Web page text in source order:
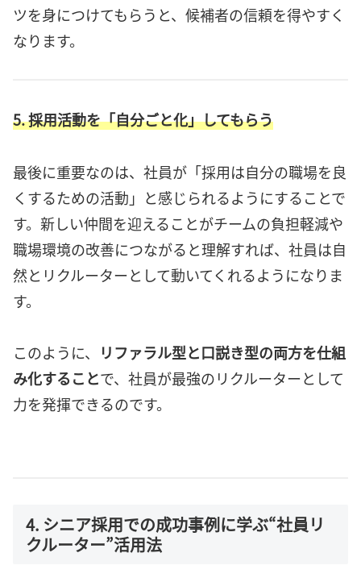
ツを身につけてもらうと、候補者の信頼を得やすく
なります。
5. 採用活動を「自分ごと化」してもらう
最後に重要なのは、社員が「採用は自分の職場を良
くするための活動」と感じられるようにすることで
す。新しい仲間を迎えることがチームの負担軽減や
職場環境の改善につながると理解すれば、社員は自
然とリクルーターとして動いてくれるようになりま
す。
このように、
リファラル型と口説き型の両方を仕組
み化することで、社員が最強のリクルーターとして
力を発揮できるのです。
4. シニア採用での成功事例に学ぶ“社員リ
クルーター”活用法